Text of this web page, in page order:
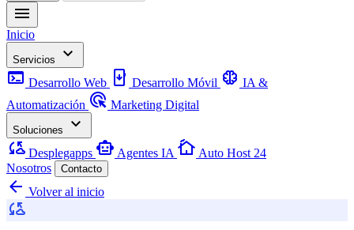
menu
Inicio
Servicios
keyboard_arrow_down
terminal Desarrollo Web install_mobile Desarrollo Móvil neurology IA &
Automatización ads_click Marketing Digital
Soluciones
keyboard_arrow_down
cloud_sync Desplegapps smart_toy Agentes IA cottage Auto Host 24
Nosotros
Contacto
arrow_back Volver al inicio
cloud_sync